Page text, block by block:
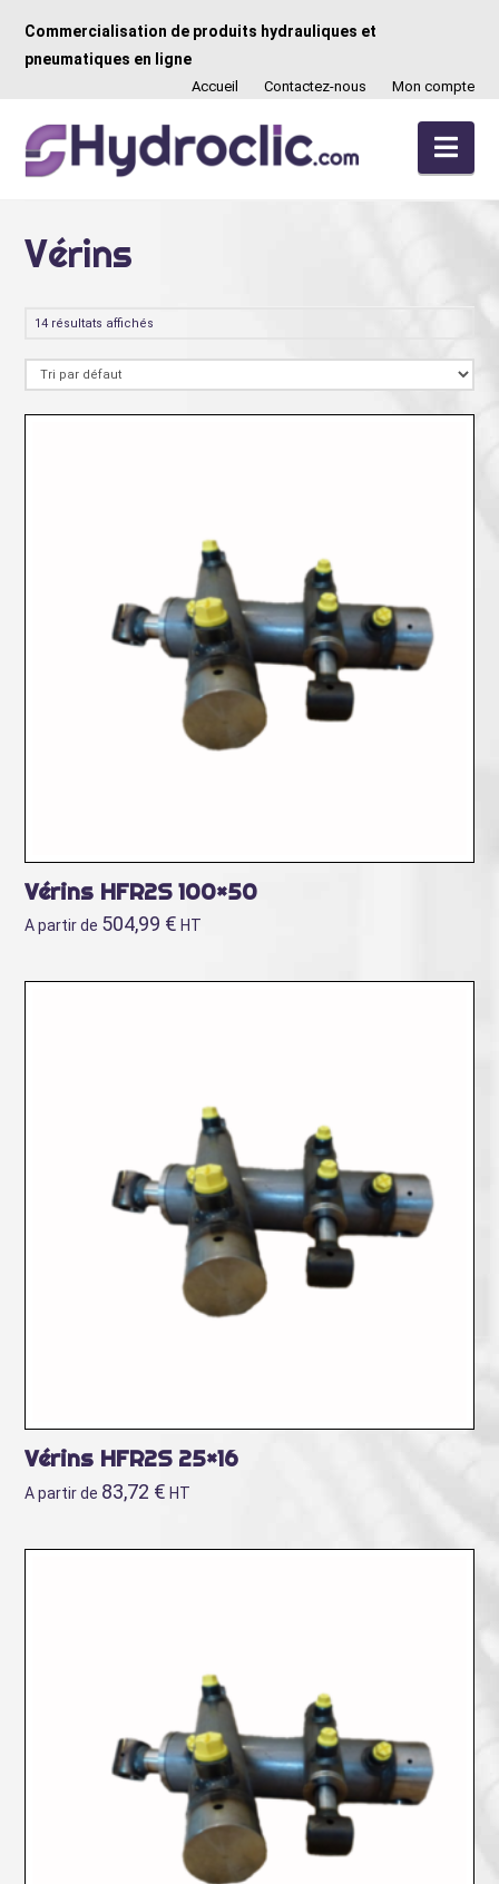
Commercialisation de produits hydrauliques et
pneumatiques en ligne
Accueil Contactez-nous Mon compte
Vérins
14 résultats affichés
Vérins HFR2S 100×50
A partir de 504,99 € HT
Vérins HFR2S 25×16
A partir de 83,72 € HT